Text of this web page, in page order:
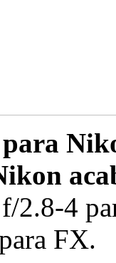
f/2.8-4
FX.